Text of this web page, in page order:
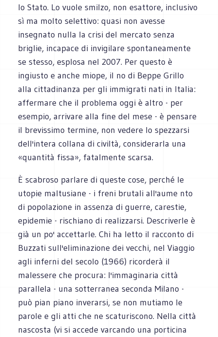
lo Stato. Lo vuole smilzo, non esattore, inclusivo
sì ma molto selettivo: quasi non avesse
insegnato nulla la crisi del mercato senza
briglie, incapace di invigilare spontaneamente
se stesso, esplosa nel 2007. Per questo è
ingiusto e anche miope, il no di Beppe Grillo
alla cittadinanza per gli immigrati nati in Italia:
affermare che il problema oggi è altro - per
esempio, arrivare alla fine del mese - è pensare
il brevissimo termine, non vedere lo spezzarsi
dell'intera collana di civiltà, considerarla una
«quantità fissa», fatalmente scarsa.
È scabroso parlare di queste cose, perché le
utopie maltusiane - i freni brutali all'aume nto
di popolazione in assenza di guerre, carestie,
epidemie - rischiano di realizzarsi. Descriverle è
già un po' accettarle. Chi ha letto il racconto di
Buzzati sull'eliminazione dei vecchi, nel Viaggio
agli inferni del secolo (1966) ricorderà il
malessere che procura: l'immaginaria città
parallela - una sotterranea seconda Milano -
può pian piano inverarsi, se non mutiamo le
parole e gli atti che ne scaturiscono. Nella città
nascosta (vi si accede varcando una porticina